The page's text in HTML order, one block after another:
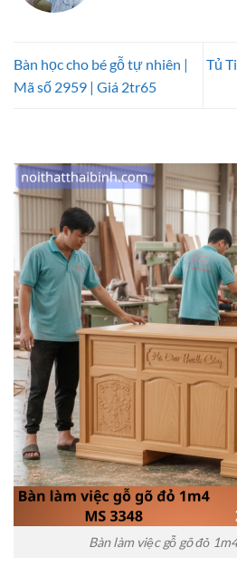
Bàn học cho bé gỗ tự nhiên |
Mã số 2959 | Giá 2tr65
Tủ
Bàn làm việc gỗ gõ đỏ